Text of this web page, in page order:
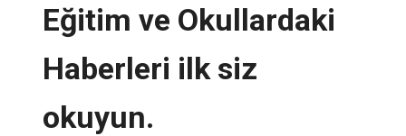
Eğitim ve Okullardaki
Haberleri ilk siz
okuyun.